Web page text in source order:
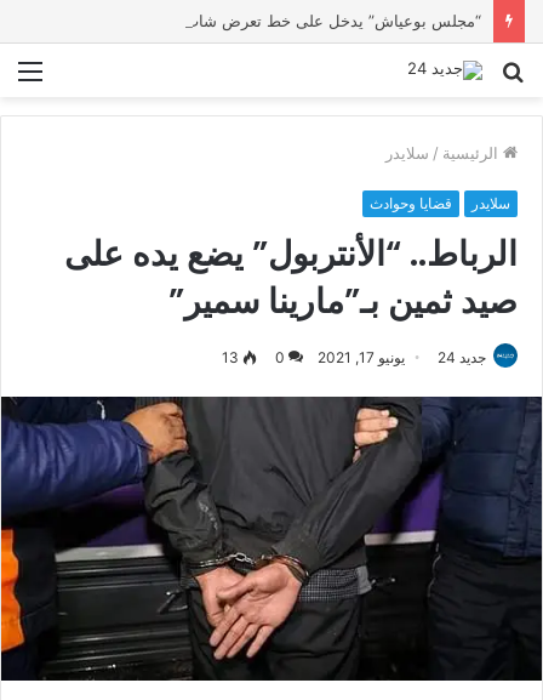
بحث
الرئيسية / سلايدر
سلايدر قضايا وحوادث
الرباط.. “الأنتربول” يضع يده على
صيد ثمين بـ”مارينا سمير”
جديد 24 يونيو 17, 2021 0
13